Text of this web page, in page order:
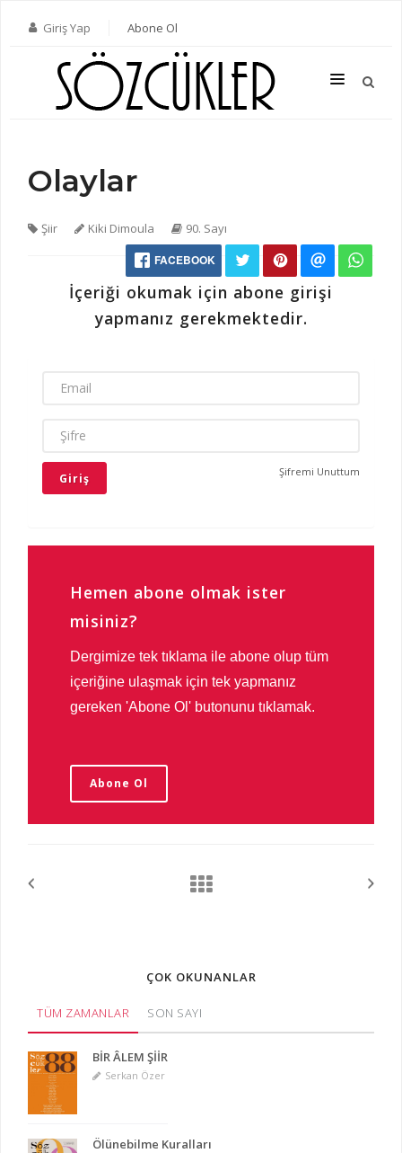
Giriş Yap Abone Ol
SON SAYI
İLETIŞIM
Olaylar
Şiir Kiki Dimoula
90. Sayı
FACEBOOK
İçeriği okumak için abone girişi
yapmanız gerekmektedir.
EMAIL
ŞIFRE
Şifremi Unuttum
Hemen abone olmak ister
misiniz?
Dergimize tek tıklama ile abone olup tüm
içeriğine ulaşmak için tek yapmanız
gereken 'Abone Ol' butonunu tıklamak.
Abone Ol
ÇOK OKUNANLAR
TÜM ZAMANLAR SON SAYI
BİR ÂLEM ŞİİR
Serkan Özer
Ölünebilme Kuralları